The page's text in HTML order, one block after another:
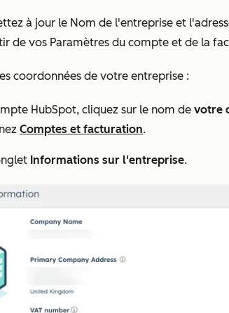
à jour le Nom de l'entreprise et
de vos Paramètres du compte et de la
coordonnées de votre entreprise :
HubSpot, cliquez sur le nom de votre
Comptes et facturation.
Informations sur l'entreprise.